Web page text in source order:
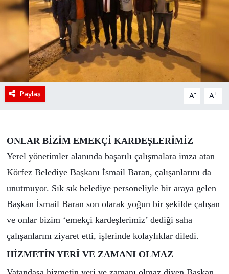
Paylaş A- A+
ONLAR BİZİM EMEKÇİ KARDEŞLERİMİZ
Yerel yönetimler alanında başarılı çalışmalara imza atan
Körfez Belediye Başkanı İsmail Baran, çalışanlarını da
unutmuyor. Sık sık belediye personeliyle bir araya gelen
Başkan İsmail Baran son olarak yoğun bir şekilde çalışan
ve onlar bizim ‘emekçi kardeşlerimiz’ dediği saha
çalışanlarını ziyaret etti, işlerinde kolaylıklar diledi.
HİZMETİN YERİ VE ZAMANI OLMAZ